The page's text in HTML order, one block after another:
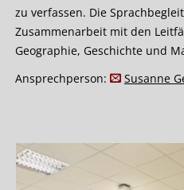
zu verfassen. Die
Zusammenarbeit mit den
Geographie, Geschichte und
Ansprechperson:
Susanne